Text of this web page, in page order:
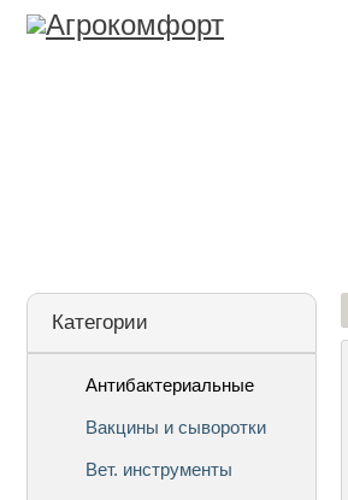
Категории
Антибактериальные
Вакцины и сыворотки
Вет. инструменты